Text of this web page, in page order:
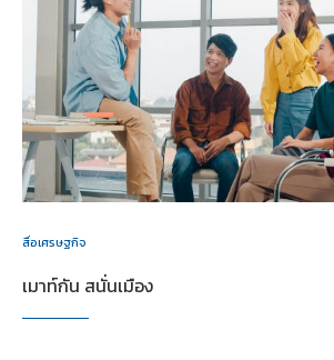
สื่อเศรษฐกิจ
เมาท์กัน สนั่นเมือง